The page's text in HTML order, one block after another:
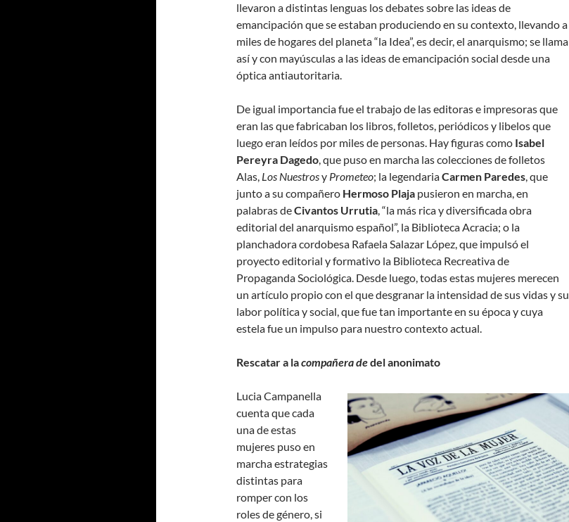
llevaron a distintas lenguas los debates sobre las ideas de
emancipación que se estaban produciendo en su contexto, llevando a
miles de hogares del planeta “la Idea”, es decir, el anarquismo; se llama
así y con mayúsculas a las ideas de emancipación social desde una
óptica antiautoritaria.
De igual importancia fue el trabajo de las editoras e impresoras que
eran las que fabricaban los libros, folletos, periódicos y libelos que
luego eran leídos por miles de personas. Hay figuras como Isabel
Pereyra Dagedo, que puso en marcha las colecciones de folletos
Alas, Los Nuestrosy Prometeo; la legendariaCarmen Paredes, que
junto a su compañero Hermoso Plaja pusieron en marcha, en
palabras deCivantos Urrutia, “la más rica y diversificada obra
editorial del anarquismo español”, la Biblioteca Acracia; o la
planchadora cordobesa Rafaela Salazar López, que impulsó el
proyecto editorial y formativo la Biblioteca Recreativa de
Propaganda Sociológica. Desde luego, todas estas mujeres merecen
un artículo propio con el que desgranar la intensidad de sus vidas y su
labor política y social, que fue tan importante en su época y cuya
estela fue un impulso para nuestro contexto actual.
Rescatar a lacompañeradedel anonimato
Lucia Campanella
cuenta que cada
una de estas
mujeres puso en
marcha estrategias
distintas para
romper con los
roles de género, si